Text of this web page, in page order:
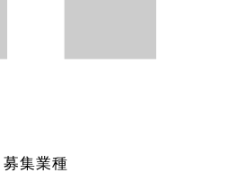
募集業種